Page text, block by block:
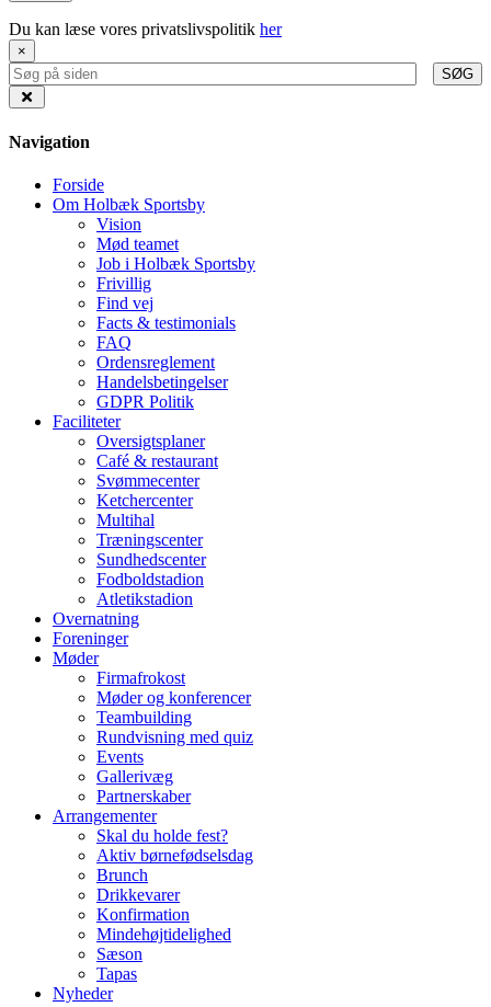
Du kan læse vores privatslivspolitik her
×
SØG
Navigation
Forside
Om Holbæk Sportsby
Vision
Mød teamet
Job i Holbæk Sportsby
Frivillig
Find vej
Facts & testimonials
FAQ
Ordensreglement
Handelsbetingelser
GDPR Politik
Faciliteter
Oversigtsplaner
Café & restaurant
Svømmecenter
Ketchercenter
Multihal
Træningscenter
Sundhedscenter
Fodboldstadion
Atletikstadion
Overnatning
Foreninger
Møder
Firmafrokost
Møder og konferencer
Teambuilding
Rundvisning med quiz
Events
Gallerivæg
Partnerskaber
Arrangementer
Skal du holde fest?
Aktiv børnefødselsdag
Brunch
Drikkevarer
Konfirmation
Mindehøjtidelighed
Sæson
Tapas
Nyheder